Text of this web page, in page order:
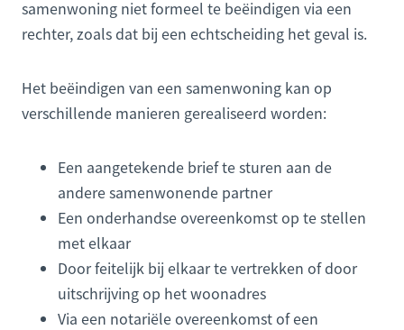
samenwoning niet formeel te beëindigen via een
rechter, zoals dat bij een echtscheiding het geval is.
Het beëindigen van een samenwoning kan op
verschillende manieren gerealiseerd worden:
Een aangetekende brief te sturen aan de
andere samenwonende partner
Een onderhandse overeenkomst op te stellen
met elkaar
Door feitelijk bij elkaar te vertrekken of door
uitschrijving op het woonadres
Via een notariële overeenkomst of een